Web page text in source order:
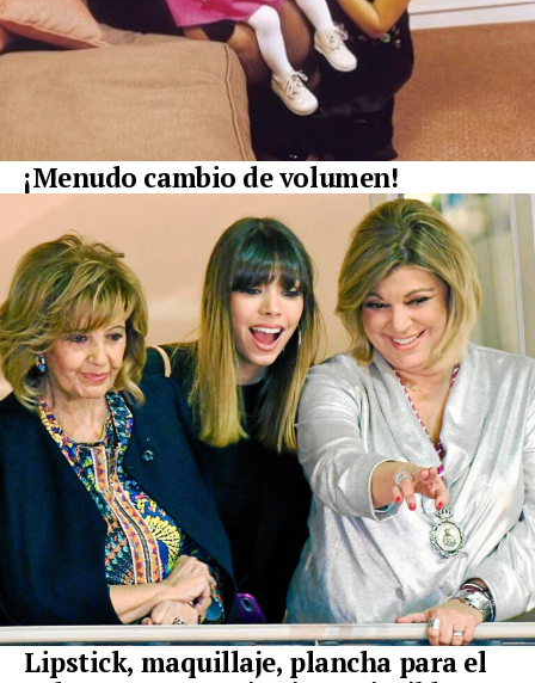
¡Menudo cambio de volumen!
Lipstick, maquillaje, plancha para el